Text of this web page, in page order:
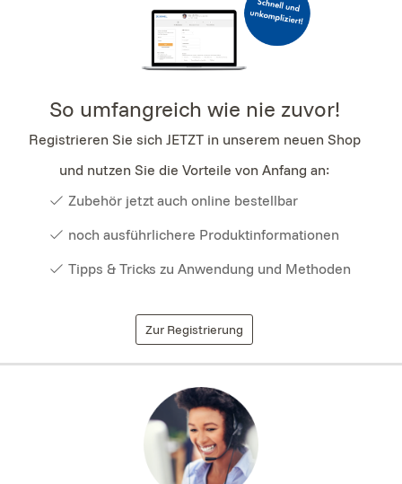
So umfangreich wie nie zuvor!
Registrieren Sie sich JETZT in unserem neuen Shop
und nutzen Sie die Vorteile von Anfang an:
Zubehör jetzt auch online bestellbar
noch ausführlichere Produktinformationen
Tipps & Tricks zu Anwendung und Methoden
Zur Registrierung